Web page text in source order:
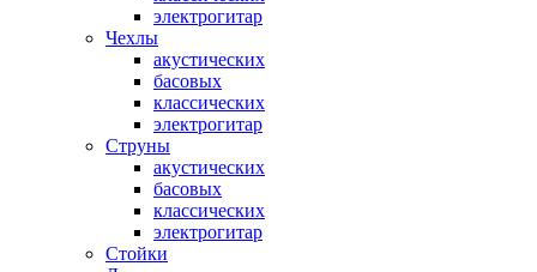
электрогитар
Чехлы
акустических
басовых
классических
электрогитар
Струны
акустических
басовых
классических
электрогитар
Стойки